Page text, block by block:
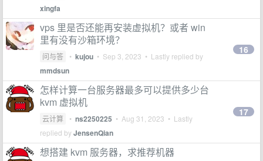
xingfa
vps 里是否还能再安装虚拟机？或者 win
里有没有沙箱环境？
问与答 • kujou • Sep 3, 2023 • Lastly replied by
mmdsun
16
怎样计算一台服务器最多可以提供多少台
kvm 虚拟机
云计算 • ns2250225 • Aug 31, 2023 • Lastly
replied byJensenQian
17
想搭建 kvm 服务器，求推荐机器